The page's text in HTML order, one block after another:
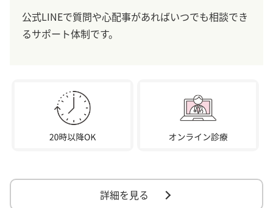
公式LINEで質問や心配事があればいつでも相談でき
るサポート体制です。
詳細を見る